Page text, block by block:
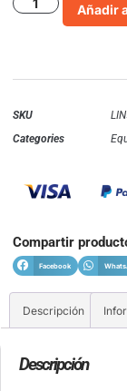
Añadir
SKU
Categories
Compartir
Facebook
Descripción
Descripción